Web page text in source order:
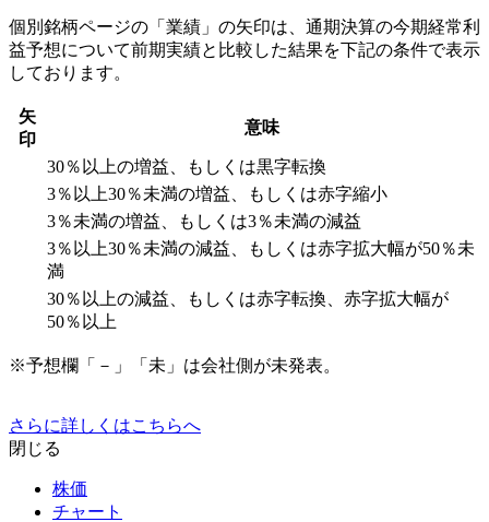
個別銘柄ページの「業績」の矢印は、通期決算の今期経常利
益予想について前期実績と比較した結果を下記の条件で表示
しております。
矢
印
意味
30％以上の増益、もしくは黒字転換
3％以上30％未満の増益、もしくは赤字縮小
3％未満の増益、もしくは3％未満の減益
3％以上30％未満の減益、もしくは赤字拡大幅が50％未
満
30％以上の減益、もしくは赤字転換、赤字拡大幅が
50％以上
※予想欄「－」「未」は会社側が未発表。
さらに詳しくはこちらへ
閉じる
株価
チャート